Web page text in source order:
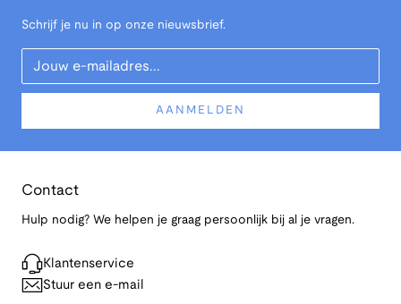
Schrijf je nu in op onze nieuwsbrief.
Your Email
AANMELDEN
Contact
Hulp nodig? We helpen je graag persoonlijk bij al je vragen.
Klantenservice
Stuur een e-mail